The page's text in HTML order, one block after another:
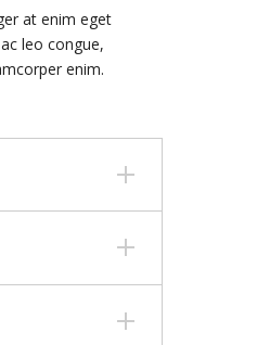
at enim eget
leo congue,
enim.